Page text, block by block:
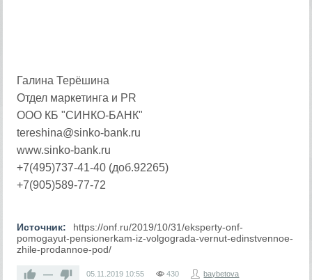
Галина Терёшина
Отдел маркетинга и PR
ООО КБ "СИНКО-БАНК"
tereshina@sinko-bank.ru
www.sinko-bank.ru
+7(495)737-41-40 (доб.92265)
+7(905)589-77-72
Источник:
https://onf.ru/2019/10/31/eksperty-onf-
pomogayut-pensionerkam-iz-volgograda-vernut-edinstvennoe-
zhile-prodannoe-pod/
— 05.11.2019 10:55 430 baybetova